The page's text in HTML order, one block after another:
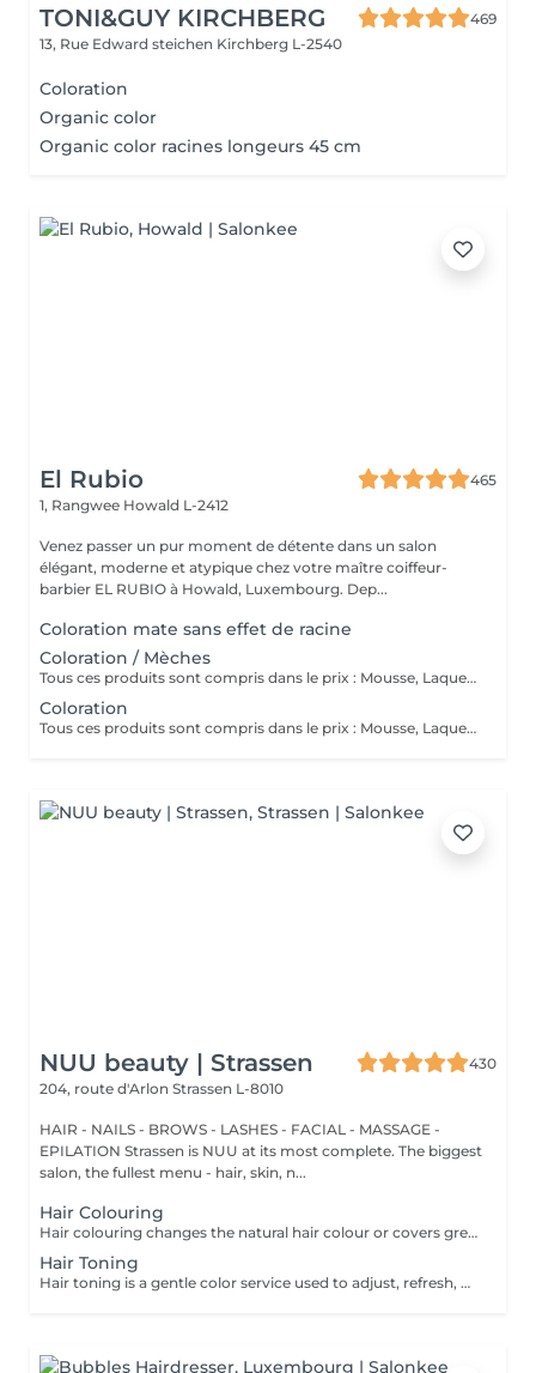
TONI&GUY KIRCHBERG
469
13, Rue Edward steichen Kirchberg L-2540
Coloration
Organic color
Organic color racines longeurs 45 cm
El Rubio
465
1, Rangwee Howald L-2412
Venez passer un pur moment de détente dans un salon
élégant, moderne et atypique chez votre maître coiffeur-
barbier EL RUBIO à Howald, Luxembourg. Dep...
Coloration mate sans effet de racine
Coloration / Mèches
Tous ces produits sont compris dans le prix : Mousse, Laque, Gel, Soin démêlant, Shampoing spécifique. Tous les produits que nous utilisons sont des produits de qualité professionnelle.
Coloration
Tous ces produits sont compris dans le prix : Mousse, Laque, Gel, Soin démêlant, Shampoing spécifique. Tous les produits que nous utilisons sont des produits de qualité professionnelle.
NUU beauty | Strassen
430
204, route d'Arlon Strassen L-8010
HAIR - NAILS - BROWS - LASHES - FACIAL - MASSAGE -
EPILATION Strassen is NUU at its most complete. The biggest
salon, the fullest menu - hair, skin, n...
Hair Colouring
Hair colouring changes the natural hair colour or covers grey hair with one even shade. It is a good choice if you want a full color refresh, better coverage, or a new base color. The result usually lasts until the hair grows out and the roots need retouching. We recommend an allergy test before the service and aftercare with La Biosthétique professional products to help keep the color looking fresh for longer. All our colouring services use La Biosthétique products. La Biosthétique uses up to 90% of natural ingredients; it prioritises complete 360-degree care, with scalp health at the foundation of beautiful hair. We use Dyson Pro tools that protect your hair from excessive heat and deliver a sleek, polished finish. All brushes are sanitised with Sibel equipment, which effectively removes hair, product buildup, and impurities while reducing bacteria on the brush surface to maintain high hygiene standards for every client. For a more defined final look, a haircut can be added as an add-on. Simple, Moderate, Complex This grading reflects your hair's individual characteristics, such as texture, density, and length and is assessed by your hairdresser at the start of your visit. Not sure which to choose? We recommend booking Complex. The price will be adjusted after your consultation. Note: This is not related to the difficulty of service or timing.
Hair Toning
Hair toning is a gentle color service used to adjust, refresh, or soften the tone of the hair. It is often used after lightening to remove unwanted warm or yellow tones, or to make the color look more even and shiny. The result usually lasts for several weeks, depending on washing and hair care. We recommend an allergy test before the service and aftercare with La Biosthétique professional products to help maintain the tone for longer. All our colouring services use La Biosthétique products. La Biosthétique uses up to 90% of natural ingredients; it prioritises complete 360-degree care, with scalp health at the foundation of beautiful hair. We use Dyson Pro tools that protect your hair from excessive heat and deliver a sleek, polished finish. All brushes are sanitised with Sibel equipment, which effectively removes hair, product buildup, and impurities while reducing bacteria on the brush surface to maintain high hygiene standards for every client. For a more defined final look, a haircut can be added as an add-on. Simple, Moderate, Complex This grading reflects your hair's individual characteristics, such as texture, density, and length and is assessed by your hairdresser at the start of your visit. Not sure which to choose? We recommend booking Complex. The price will be adjusted after your consultation. Note: This is not related to the difficulty of service or timing.